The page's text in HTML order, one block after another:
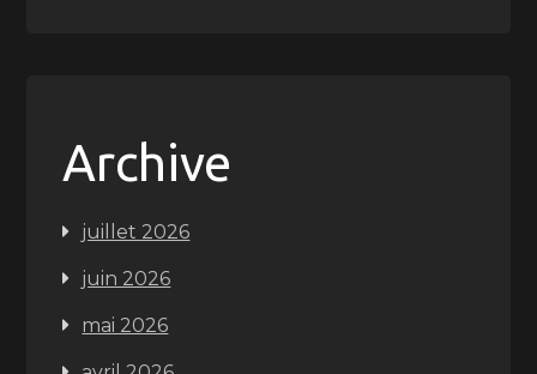
Archive
juillet 2026
juin 2026
mai 2026